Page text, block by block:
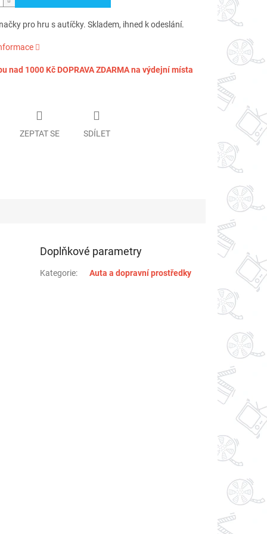
pro hru s autíčky. Skladem, ihned k odeslání.
nad 1000 Kč DOPRAVA ZDARMA na výdejní místa
ZEPTAT SE SDÍLET
Doplňkové parametry
Kategorie: Auta a dopravní prostředky